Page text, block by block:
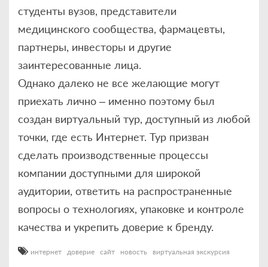
студенты вузов, представители
медицинского сообщества, фармацевты,
партнеры, инвесторы и другие
заинтересованные лица.
Однако далеко не все желающие могут
приехать лично – именно поэтому был
создан виртуальный тур, доступный из любой
точки, где есть Интернет. Тур призван
сделать производственные процессы
компании доступными для широкой
аудитории, ответить на распространенные
вопросы о технологиях, упаковке и контроле
качества и укрепить доверие к бренду.
интернет доверие сайт новость виртуальная экскурсия